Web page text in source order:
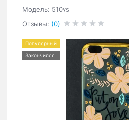
Модель: 510vs
Отзывы: (0)
Популярный
Закончился